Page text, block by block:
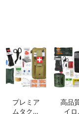
プレミア
ムタクテ
高品
イロ